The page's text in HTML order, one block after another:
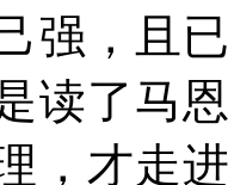
强，且
读了马
，才走